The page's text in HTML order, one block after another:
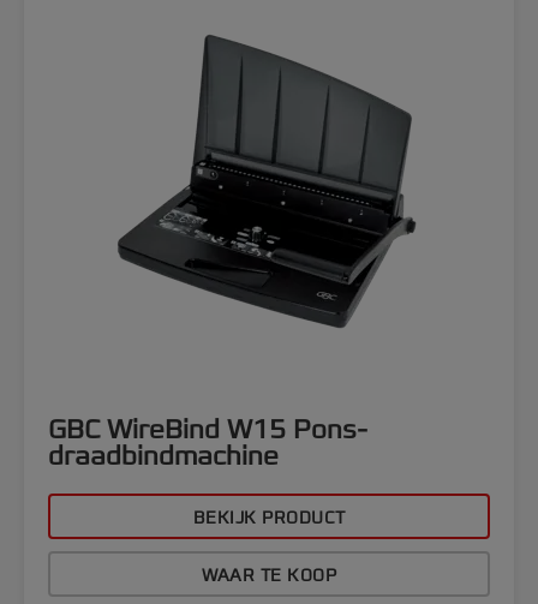
GBC WireBind W15 Pons-
draadbindmachine
BEKIJK PRODUCT
WAAR TE KOOP